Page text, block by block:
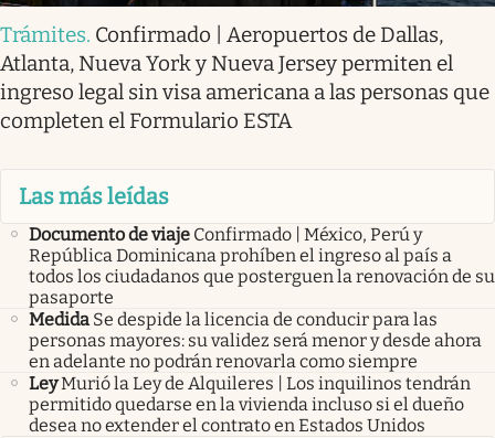
Trámites. Confirmado | Aeropuertos de Dallas,
Atlanta, Nueva York y Nueva Jersey permiten el
ingreso legal sin visa americana a las personas que
completen el Formulario ESTA
Las más leídas
Documento de viaje Confirmado | México, Perú y
República Dominicana prohíben el ingreso al país a
todos los ciudadanos que posterguen la renovación de su
pasaporte
Medida Se despide la licencia de conducir para las
personas mayores: su validez será menor y desde ahora
en adelante no podrán renovarla como siempre
LeyMurió la Ley de Alquileres | Los inquilinos tendrán
permitido quedarse en la vivienda incluso si el dueño
desea no extender el contrato en Estados Unidos